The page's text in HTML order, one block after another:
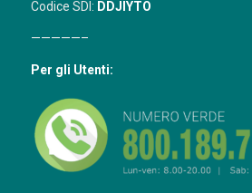
Codice SDI: DDJIYTO
—————–
Per gli Utenti: